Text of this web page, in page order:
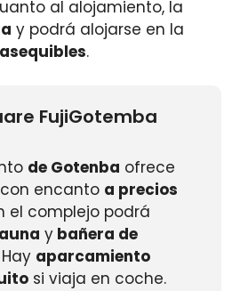
al alojamiento, la
y podrá alojarse en la
.
FujiGotemba
de Gotenba ofrece
encanto a precios
el complejo podrá
y bañera de
Hay aparcamiento
si viaja en coche.